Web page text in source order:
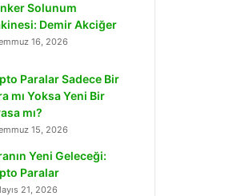
Solunum
Demir Akciğer
16, 2026
Paralar Sadece Bir
mı Yoksa Yeni Bir
mı?
15, 2026
Yeni Geleceği:
Paralar
21, 2026